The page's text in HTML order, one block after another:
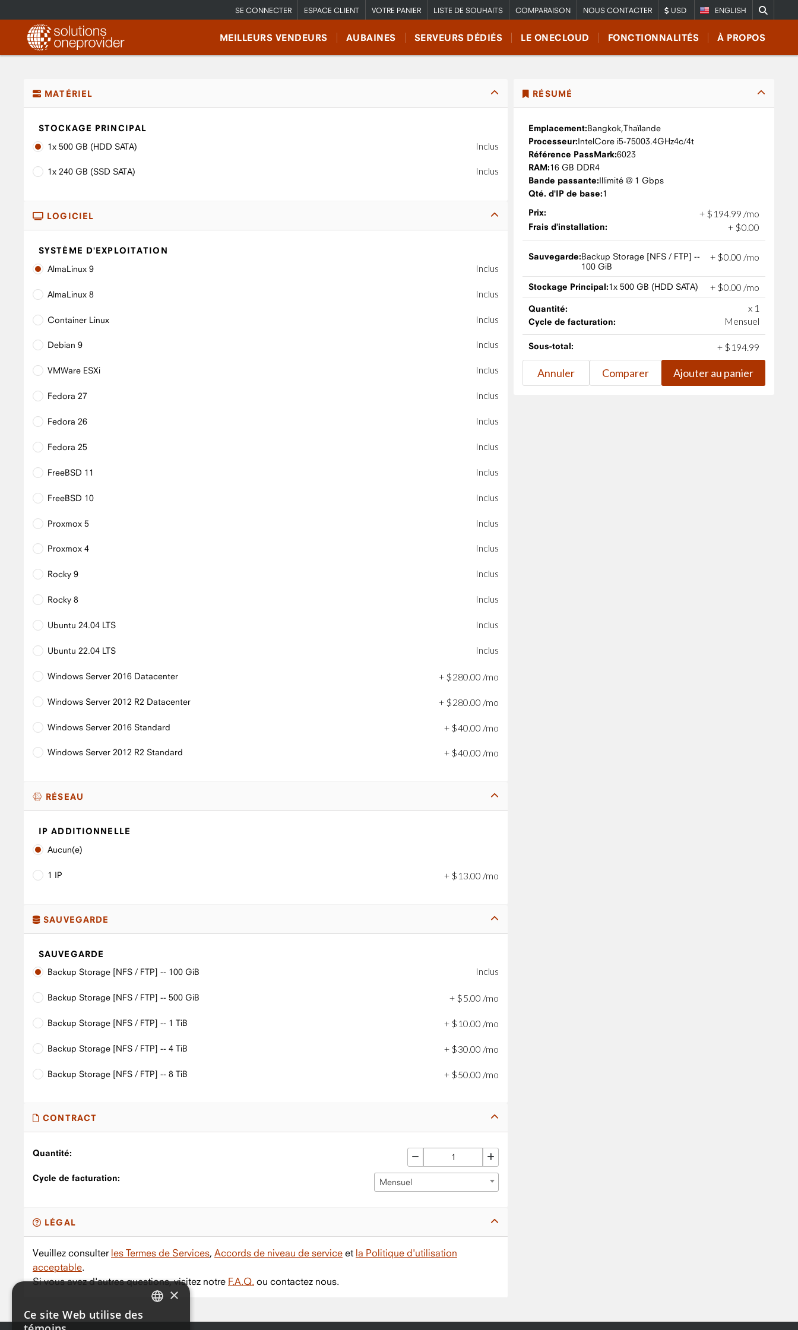
ENGLISH
SE CONNECTER ESPACE CLIENT VOTRE PANIER LISTE DE SOUHAITS COMPARAISON NOUS CONTACTER USD
MEILLEURS VENDEURS AUBAINES SERVEURS DÉDIÉS LE ONECLOUD FONCTIONNALITÉS À PROPOS
MATÉRIEL
STOCKAGE PRINCIPAL
1x 500 GB (HDD SATA)
Inclus
1x 240 GB (SSD SATA) Inclus
LOGICIEL
SYSTÈME D'EXPLOITATION
AlmaLinux 9
Inclus
AlmaLinux 8 Inclus
Container Linux Inclus
Debian 9 Inclus
VMWare ESXi Inclus
Fedora 27 Inclus
Fedora 26 Inclus
Fedora 25 Inclus
FreeBSD 11 Inclus
FreeBSD 10 Inclus
Proxmox 5 Inclus
Proxmox 4 Inclus
Rocky 9 Inclus
Rocky 8 Inclus
Ubuntu 24.04 LTS Inclus
Ubuntu 22.04 LTS Inclus
Windows Server 2016 Datacenter + $280 .00 /mo
Windows Server 2012 R2 Datacenter + $280 .00 /mo
Windows Server 2016 Standard + $40 .00 /mo
Windows Server 2012 R2 Standard + $40.00 /mo
RÉSEAU
IP ADDITIONNELLE
Aucun(e)
1 IP + $ 13 .00 /mo
SAUVEGARDE
SAUVEGARDE
Backup Storage [NFS / FTP] -- 100 GiB
Inclus
Backup Storage [NFS / FTP] -- 500 GiB + $5.00 /mo
Backup Storage [NFS / FTP] -- 1 TiB + $ 10 .00 /mo
Backup Storage [NFS / FTP] -- 4 TiB + $30 .00 /mo
Backup Storage [NFS / FTP] -- 8 TiB + $50 .00 /mo
CONTRACT
Quantité:
Cycle de facturation: Mensuel
LÉGAL
Veuillez consulter les Termes de Services, Accords de niveau de service et la Politique d'utilisation
acceptable.
Si vous avez d'autres questions, visitez notre F.A.Q. ou contactez nous.
RÉSUMÉ
Emplacement:Bangkok,Thaïlande
Processeur:IntelCore i5-75003.4GHz4c/4t
Référence PassMark:6023
RAM:16 GB DDR4
Bande passante:Illimité @ 1 Gbps
Qté. d'IP de base:1
Prix:
+ $ 194. 99 /mo
Frais d'installation: + $0.00
Sauvegarde:Backup Storage [NFS / FTP] --
100 GiB
+ $0.00 /mo
Stockage Principal:1x 500 GB (HDD SATA) + $0.00 /mo
Quantité: x 1
Cycle de facturation: Mensuel
Sous-total: + $ 194.99
×
Ce site Web utilise des